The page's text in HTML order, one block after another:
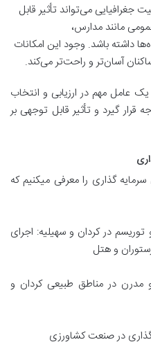
می‌تواند تأثیر قابل
مانند مدارس،
داشته باشد. وجود این امکانات
آسان‌تر و راحت‌تر می‌کند.
یک عامل مهم در ارزیابی و انتخاب
قرار گیرد و تأثیر قابل توجهی بر
گذاری را معرفی میکنیم که
در کردان و سهیلیه: اجرای
و هتل
در مناطق طبیعی کردان و